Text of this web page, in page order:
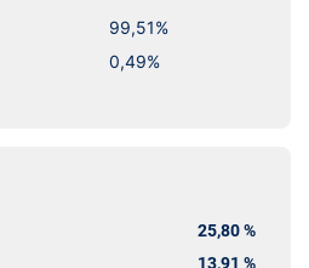
25,80 %
13,91 %